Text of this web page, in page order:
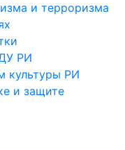
и терроризма
РИ
культуры РИ
и защите